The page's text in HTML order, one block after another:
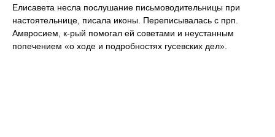
Елисавета несла послушание письмоводительницы при
настоятельнице, писала иконы. Переписывалась с прп.
Амвросием, к-рый помогал ей советами и неустанным
попечением «о ходе и подробностях гусевских дел».